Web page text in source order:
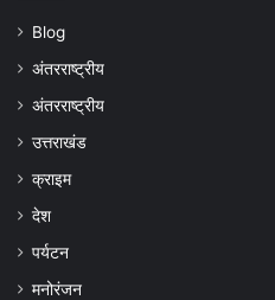
Blog
अंतरराष्ट्रीय
अंतरराष्ट्रीय
उत्तराखंड
क्राइम
देश
पर्यटन
मनोरंजन